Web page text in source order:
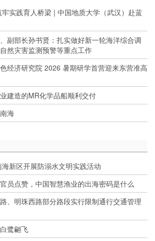
实践育人桥梁 | 中国地质大学（武汉）赴蓝
副部长孙书贤：扎实做好新一轮海洋综合调
然灾害监测预警等重点工作
经济研究院 2026 暑期研学首营迎来东营准高
建造的MR化学品船顺利交付
海
新区开展防溺水文明实践活动
员点赞，中国智慧渔业的出海密码是什么
、明珠西路部分路段实行限制通行交通管理
鹭翩飞